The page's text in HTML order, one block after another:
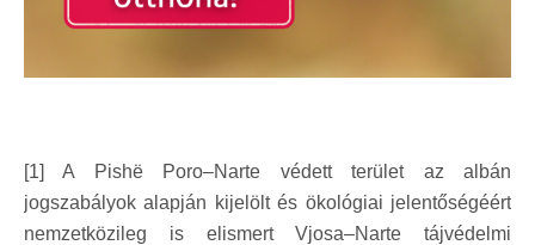
[1] A Pishë Poro–Narte védett terület az albán
jogszabályok alapján kijelölt és ökológiai jelentőségéért
nemzetközileg is elismert Vjosa–Narte tájvédelmi